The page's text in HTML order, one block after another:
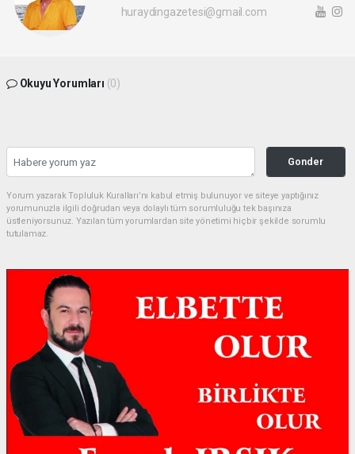
huraydingazetesi@gmail.com
Okuyu Yorumları (0)
Gonder
Yorum yazarak Topluluk Kuralları’nı kabul etmiş bulunuyor ve siteye yaptığınız
yorumunuzla ilgili doğrudan veya dolaylı tüm sorumluluğu tek başınıza
üstleniyorsunuz. Yazılan tüm yorumlardan site yönetimi hiçbir şekilde sorumlu
tutulamaz.